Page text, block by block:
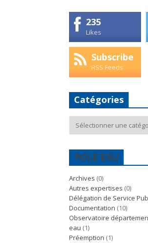
235
Likes
Subscribe
RSS Feeds
Catégories
POLE EAU
Archives (0)
Autres expertises (0)
Délégation de Service
Documentation (10)
Observatoire
eau (1)
Préemption (1)